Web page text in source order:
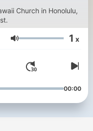
Church in Honolulu,
Volum 1 x
00:00